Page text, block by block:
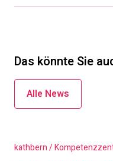
Das könnte Sie
Alle News
kathbern /